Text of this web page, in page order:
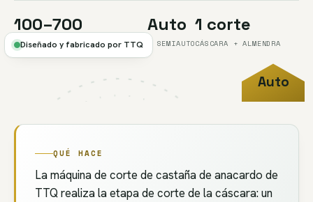
100–700
KG/H POR MÁQUINA (CALIBRE A)
Auto
Y SEMIAUTO
1 corte
CÁSCARA + ALMENDRA
FIG.03
Auto
Diseñado y fabricado por TTQ
QUÉ HACE
La máquina de corte de castaña de anacardo de
TTQ realiza la etapa de corte de la cáscara: un